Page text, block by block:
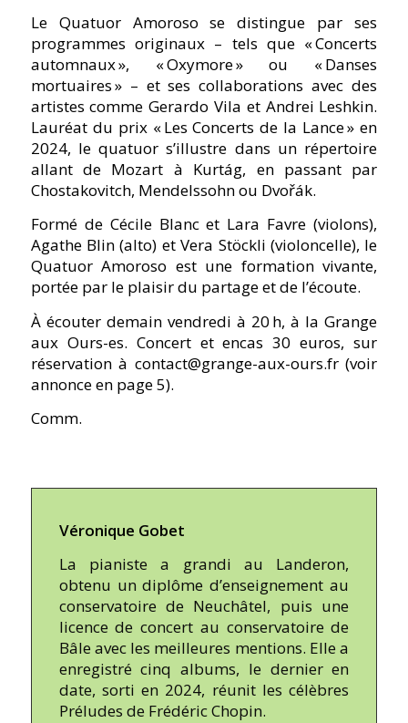
Le Quatuor Amoroso se distingue par ses
programmes originaux – tels que « Concerts
automnaux », « Oxymore » ou « Danses
mortuaires » – et ses collaborations avec des
artistes comme Gerardo Vila et Andrei Leshkin.
Lauréat du prix « Les Concerts de la Lance » en
2024, le quatuor s’illustre dans un répertoire
allant de Mozart à Kurtág, en passant par
Chostakovitch, Mendelssohn ou Dvořák.
Formé de Cécile Blanc et Lara Favre (violons),
Agathe Blin (alto) et Vera Stöckli (violoncelle), le
Quatuor Amoroso est une formation vivante,
portée par le plaisir du partage et de l’écoute.
À écouter demain vendredi à 20 h, à la Grange
aux Ours-es. Concert et encas 30 euros, sur
réservation à contact@grange-aux-ours.fr (voir
annonce en page 5).
Comm.
Véronique Gobet
La pianiste a grandi au Landeron,
obtenu un diplôme d’enseignement au
conservatoire de Neuchâtel, puis une
licence de concert au conservatoire de
Bâle avec les meilleures mentions. Elle a
enregistré cinq albums, le dernier en
date, sorti en 2024, réunit les célèbres
Préludes de Frédéric Chopin.